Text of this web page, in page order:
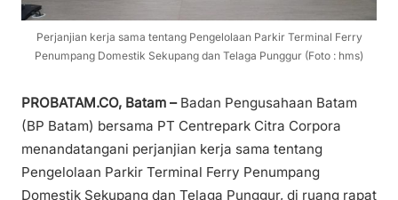
Perjanjian kerja sama tentang Pengelolaan Parkir Terminal Ferry
Penumpang Domestik Sekupang dan Telaga Punggur (Foto : hms)
PROBATAM.CO, Batam –Badan Pengusahaan Batam
(BP Batam) bersama PT Centrepark Citra Corpora
menandatangani perjanjian kerja sama tentang
Pengelolaan Parkir Terminal Ferry Penumpang
Domestik Sekupang dan Telaga Punggur, di ruang rapat